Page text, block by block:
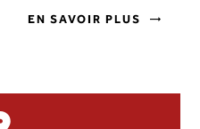
EN SAVOIR PLUS